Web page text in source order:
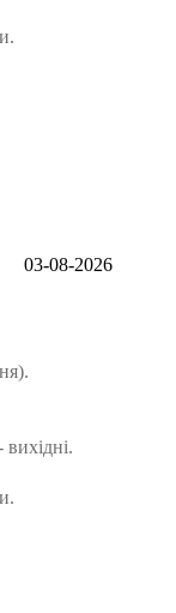
03-08-2026